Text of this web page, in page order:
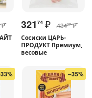
₽ 321 74 ₽ 43427 ₽
Сосиски ЦАРЬ-
ПРОДУКТ Премиум,
весовые
–35%